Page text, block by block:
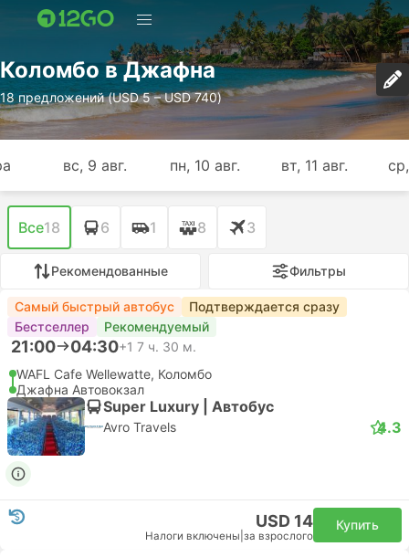
Коломбо в Джафна
18 предложений (USD 5 – USD 740)
вс, 9 авг. пн, 10 авг. вт, 11 авг.
Все18 6 1 8 3
Рекомендованные Фильтры
Самый быстрый автобус
Подтверждается сразу
Бестселлер
Рекомендуемый
21:00 04:30+1 7 ч. 30 м.
WAFL Cafe Wellewatte, Коломбо
Джафна Автовокзал
Super Luxury | Автобус
Avro Travels 4.3
USD 14
Налоги включены за взрослого
Купить